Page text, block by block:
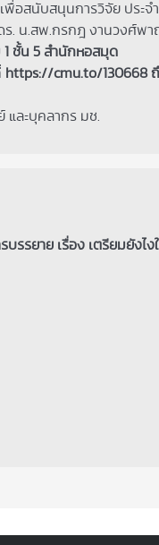
สนับสนุนการวิจัย ประจำ
ร. น.สพ.กรกฎ งานวงศ์
1 ชั้น 5 สำนักหอสมุด
https://cmu.to/130668
และบุคลากร มช.
บรรยาย เรื่อง เตรียมยังไ